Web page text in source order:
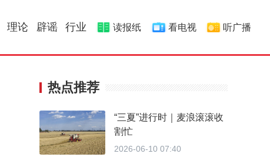
理论 辟谣 行业 读报纸 看电视 听广播
热点推荐
“三夏”进行时｜麦浪滚滚收
割忙
2026-06-10 07:40